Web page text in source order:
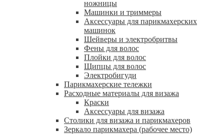
ножницы
Машинки и триммеры
Аксессуары для парикмахерских
машинок
Шейверы и электробритвы
Фены для волос
Плойки для волос
Щипцы для волос
Электробигуди
Парикмахерские тележки
Расходные материалы для визажа
Краски
Аксессуары для визажа
Столики для визажа и парикмахеров
Зеркало парикмахера (рабочее место)